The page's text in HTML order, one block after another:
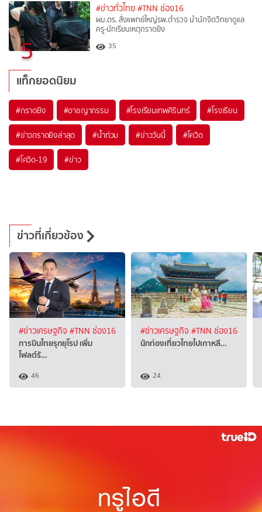
5
#ข่าวทั่วไทย #TNN ช่อง16
ผบ.ตร. สั่งแพทย์ใหญ่รพ.ตำรวจ นำนักจิตวิทยาดูแล
ครู-นักเรียนเหตุกราดยิง
35
แท็กยอดนิยม
#กราดยิง #อาชญากรรม #โรงเรียนเทพศิรินทร์ #โรงเรียน
#ข่าวกราดยิงล่าสุด #น้ำท่วม #ข่าววันนี้ #โควิด
#โควิด-19 #ข่าว
ข่าวที่เกี่ยวข้อง
#ข่าวเศรษฐกิจ #TNN ช่อง16
การบินไทยรุกยุโรป เพิ่ม
ไฟลต์รั…
46
#ข่าวเศรษฐกิจ #TNN ช่อง16
นักท่องเที่ยวไทยไปเกาหลี…
24